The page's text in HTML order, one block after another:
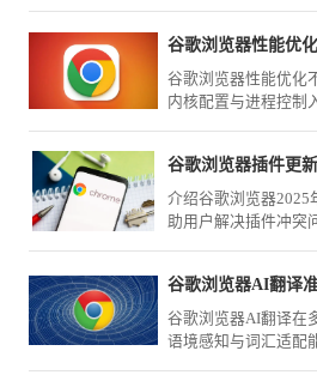
谷歌浏览器性能优
谷歌浏览器性能优化
内核配置与进程控制
介绍谷歌浏览器2025
助用户解决插件冲突
谷歌浏览器AI翻译
谷歌浏览器AI翻译在
语境感知与词汇适配